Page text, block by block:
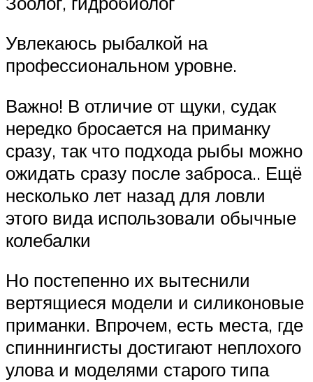
Увлекаюсь рыбалкой на
профессиональном уровне.
Важно! В отличие от щуки, судак
нередко бросается на приманку
сразу, так что подхода рыбы можно
ожидать сразу после заброса.. Ещё
несколько лет назад для ловли
этого вида использовали обычные
колебалки
Но постепенно их вытеснили
вертящиеся модели и силиконовые
приманки. Впрочем, есть места, где
спиннингисты достигают неплохого
улова и моделями старого типа